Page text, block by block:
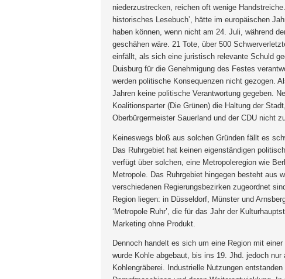
niederzustrecken, reichen oft wenige
historisches Lesebuch’, hätte im europäischen
haben können, wenn nicht am 24. Juli, während
geschähen wäre. 21 Tote, über 500
einfällt, als sich eine juristisch relevante Schuld
Duisburg für die Genehmigung des Festes
werden politische Konsequenzen nicht gezogen.
Jahren keine politische Verantwortung gegeben.
Koalitionsparter (Die Grünen) die Haltung der
Oberbürgermeister Sauerland und der CDU nicht
Keineswegs bloß aus solchen Gründen fällt es
Das Ruhrgebiet hat keinen eigenständigen
verfügt über solchen, eine Metropoleregion wie
Metropole. Das Ruhrgebiet hingegen besteht aus
verschiedenen Regierungsbezirken zugeordnet
Region liegen: in Düsseldorf, Münster und
‘Metropole Ruhr’, die für das Jahr der
Marketing ohne Produkt.
Dennoch handelt es sich um eine Region mit
wurde Kohle abgebaut, bis ins 19. Jhd. jedoch
Kohlengräberei. Industrielle Nutzungen